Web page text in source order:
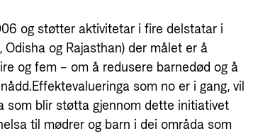
og støtter aktivitetar i fire delstatar i
og Rajasthan) der målet er å
og fem – om å redusere barnedød og å
som no er i gang, vil
som blir støtta gjennom dette initiativet
til mødrer og barn i dei områda som